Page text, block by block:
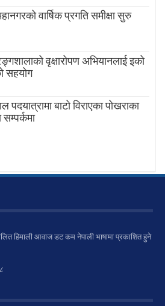
वार्षिक प्रगति समीक्षा सुरु
वृक्षारोपण अभियानलाई इको
सहयोग
पदयात्रामा बाटाे विराएका पाेखराका
हिमाली आवाज डट कम नेपाली भाषामा प्रकाशित हुने